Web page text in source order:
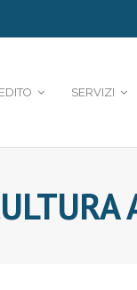
SERVIZI